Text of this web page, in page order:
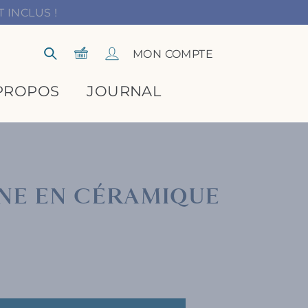
INCLUS !
RechercherPanier Se connecter
MON COMPTE
JOURNAL
EN CÉRAMIQUE